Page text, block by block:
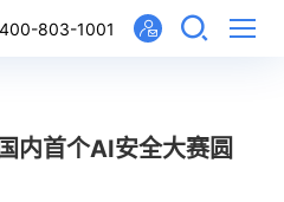
400-803-1001
内首个AI安全大赛圆